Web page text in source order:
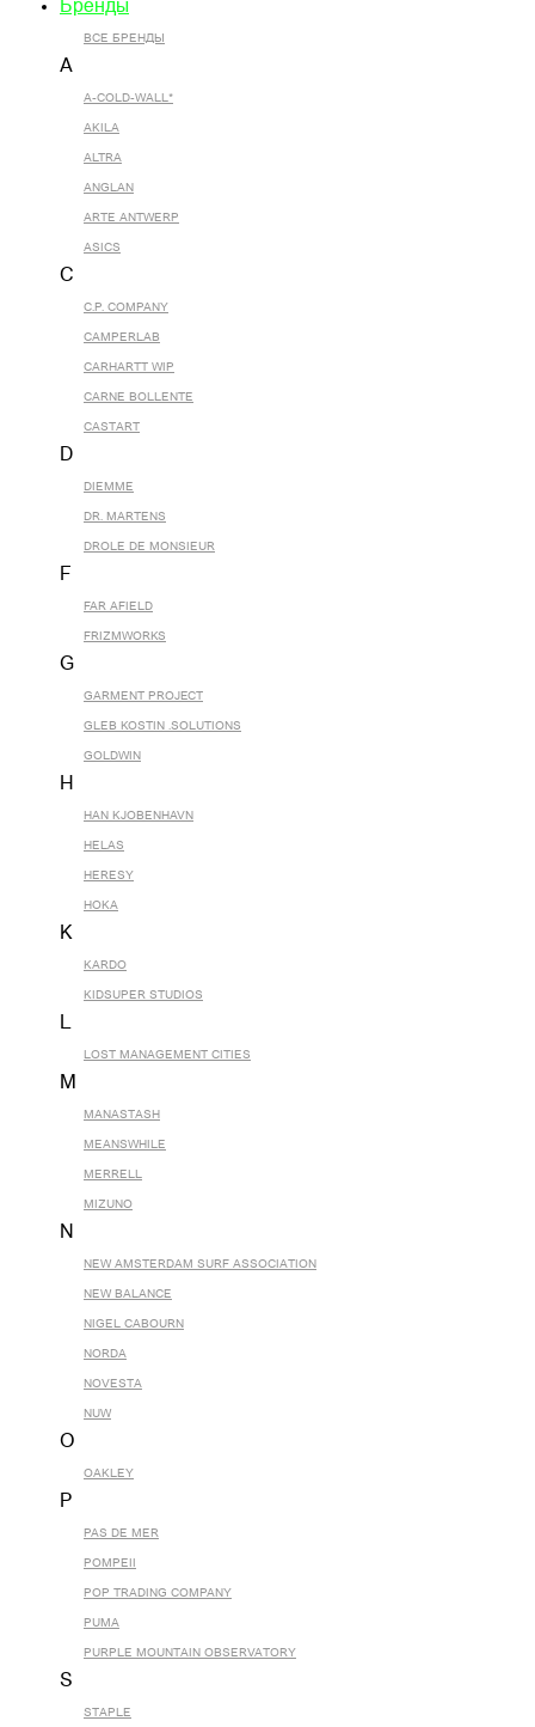
Бренды
ВСЕ БРЕНДЫ
A
A-COLD-WALL*
AKILA
ALTRA
ANGLAN
ARTE ANTWERP
ASICS
C
C.P. COMPANY
CAMPERLAB
CARHARTT WIP
CARNE BOLLENTE
CASTART
D
DIEMME
DR. MARTENS
DROLE DE MONSIEUR
F
FAR AFIELD
FRIZMWORKS
G
GARMENT PROJECT
GLEB KOSTIN .SOLUTIONS
GOLDWIN
H
HAN KJOBENHAVN
HELAS
HERESY
HOKA
K
KARDO
KIDSUPER STUDIOS
L
LOST MANAGEMENT CITIES
M
MANASTASH
MEANSWHILE
MERRELL
MIZUNO
N
NEW AMSTERDAM SURF ASSOCIATION
NEW BALANCE
NIGEL CABOURN
NORDA
NOVESTA
NUW
O
OAKLEY
P
PAS DE MER
POMPEII
POP TRADING COMPANY
PUMA
PURPLE MOUNTAIN OBSERVATORY
S
STAPLE